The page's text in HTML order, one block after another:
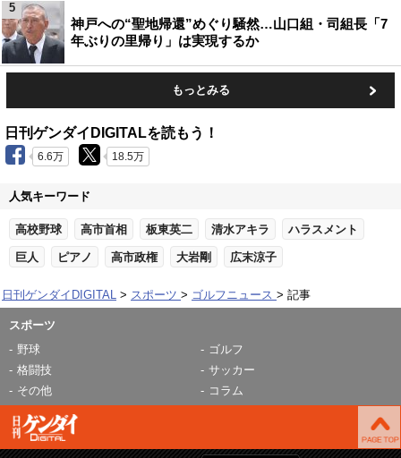
神戸への“聖地帰還”めぐり騒然…山口組・司組長「7
年ぶりの里帰り」は実現するか
5
もっとみる
日刊ゲンダイDIGITALを読もう！
6.6万 18.5万
人気キーワード
高校野球 高市首相 板東英二 清水アキラ ハラスメント
巨人 ピアノ 高市政権 大岩剛 広末涼子
日刊ゲンダイDIGITAL スポーツ ゴルフニュース 記事
スポーツ
野球
ゴルフ
格闘技
サッカー
その他
コラム